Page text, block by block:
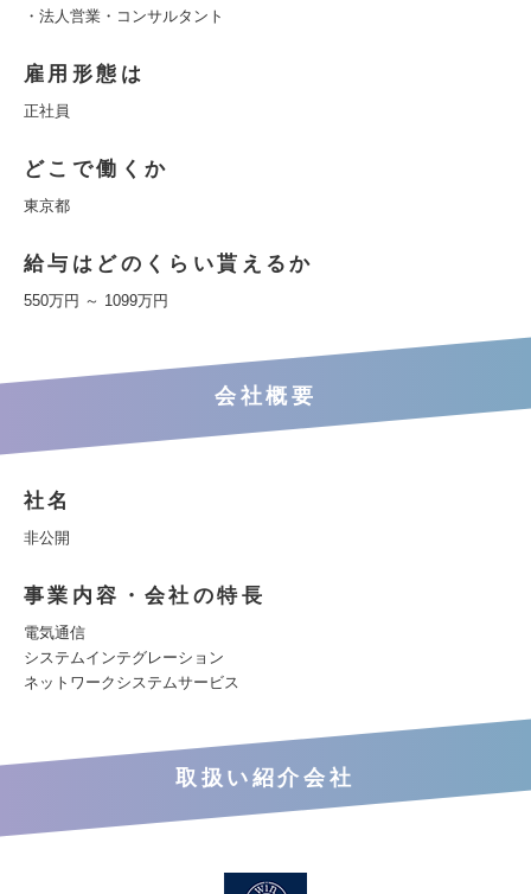
・法人営業・コンサルタント
雇用形態は
正社員
どこで働くか
東京都
給与はどのくらい貰えるか
550万円 ～ 1099万円
会社概要
社名
非公開
事業内容・会社の特長
電気通信
システムインテグレーション
ネットワークシステムサービス
取扱い紹介会社